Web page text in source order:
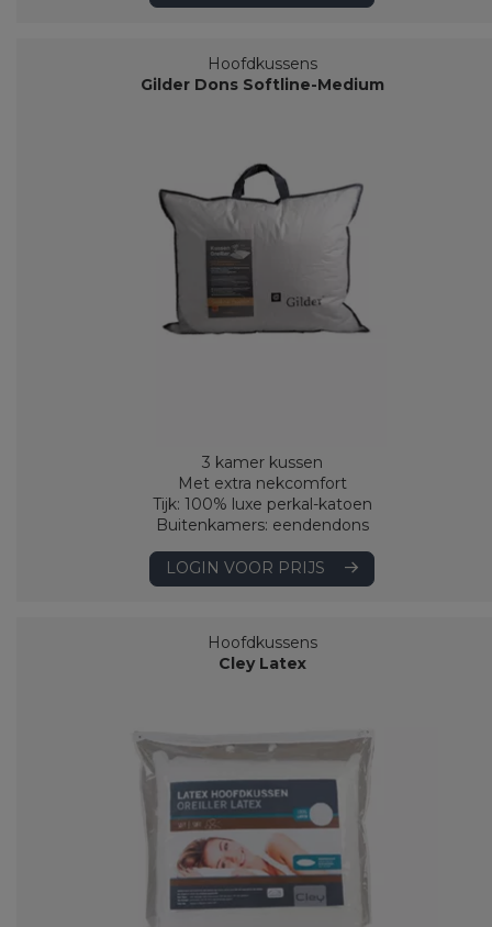
Hoofdkussens
Gilder Dons Softline-Medium
3 kamer kussen
Met extra nekcomfort
Tijk: 100% luxe perkal-katoen
Buitenkamers: eendendons
LOGIN VOOR PRIJS
Hoofdkussens
Cley Latex